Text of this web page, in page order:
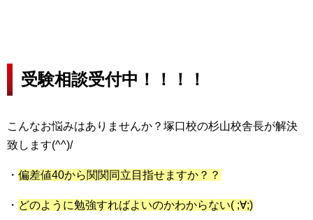
受験相談受付中！！！！
こんなお悩みはありませんか？塚口校の杉山校舎長が解決
致します(^^)/
・ 偏差値40から関関同立目指せますか？？
・ どのように勉強すればよいのかわからない( ;∀;)